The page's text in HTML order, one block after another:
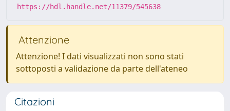
https://hdl.handle.net/11379/545638
Attenzione
Attenzione! I dati visualizzati non sono stati
sottoposti a validazione da parte dell'ateneo
Citazioni